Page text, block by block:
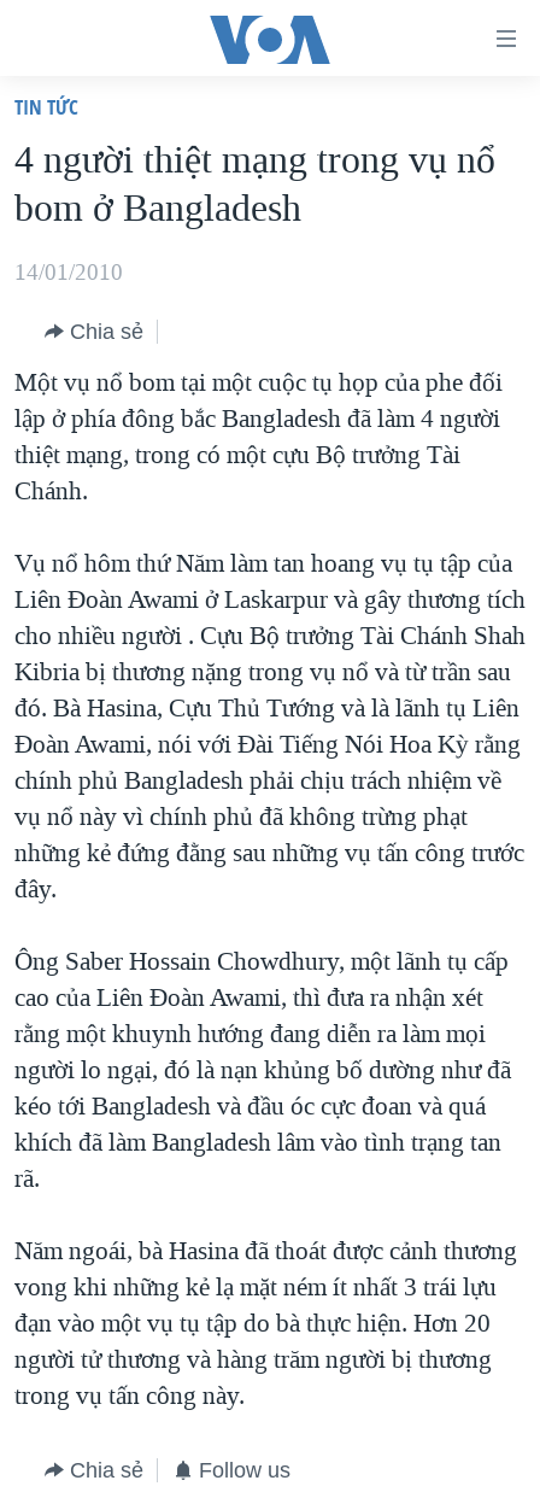
truy
cập
Tới
dung
chính
điều
hướng
chính
Đi
"Tìm"
VIỆT NAM
HOA KỲ
BIỂN ĐÔNG
BLOG
DIỄN ĐÀN
MỤC
TỰ DO BÁO CHÍ
NGƯỜI VIỆT HẢI NGOẠI
ĐỜI SỐNG
KHOA HỌC
SỨC KHOẺ
VĂN HOÁ
THỂ THAO
GIÁO DỤC
CHUYÊN ĐỀ
HÀNH TRÌNH BẦU CỬ 2024
MỘT NĂM CHIẾN TRANH TẠI DẢI GAZA
GIẢI MÃ VÀNH ĐAI & CON ĐƯỜNG
NGÀY TỊ NẠN THẾ GIỚI
TRỊNH VĨNH BÌNH - NGƯỜI HẠ 'BÊN THẮNG CUỘC'
GROUND ZERO – XƯA VÀ NAY
CHI PHÍ CHIẾN TRANH AFGHANISTAN
CÁC GIÁ TRỊ CỘNG HÒA Ở VIỆT NAM
TRỊNH VĨNH BÌNH VS. CHÍNH PHỦ VIỆT NAM
NGƯ DÂN VIỆT VÀ LÀN SÓNG TRỘM HẢI SÂM
BÊN KIA QUỐC LỘ: TIẾNG VỌNG TỪ NÔNG THÔN MỸ
QUAN HỆ VIỆT MỸ
VIDEO
NGHE
MẠNG XÃ HỘI
Ngôn ngữ khác
TIN TỨC
4 người thiệt mạng trong vụ nổ
bom ở Bangladesh
14/01/2010
Chia sẻ
Một vụ nổ bom tại một cuộc tụ họp của phe đối
lập ở phía đông bắc Bangladesh đã làm 4 người
thiệt mạng, trong có một cựu Bộ trưởng Tài
Chánh.
Vụ nổ hôm thứ Năm làm tan hoang vụ tụ tập của
Liên Đoàn Awami ở Laskarpur và gây thương tích
cho nhiều người . Cựu Bộ trưởng Tài Chánh Shah
Kibria bị thương nặng trong vụ nổ và từ trần sau
đó. Bà Hasina, Cựu Thủ Tướng và là lãnh tụ Liên
Đoàn Awami, nói với Đài Tiếng Nói Hoa Kỳ rằng
chính phủ Bangladesh phải chịu trách nhiệm về
vụ nổ này vì chính phủ đã không trừng phạt
những kẻ đứng đằng sau những vụ tấn công trước
đây.
Ông Saber Hossain Chowdhury, một lãnh tụ cấp
cao của Liên Đoàn Awami, thì đưa ra nhận xét
rằng một khuynh hướng đang diễn ra làm mọi
người lo ngại, đó là nạn khủng bố dường như đã
kéo tới Bangladesh và đầu óc cực đoan và quá
khích đã làm Bangladesh lâm vào tình trạng tan
rã.
Năm ngoái, bà Hasina đã thoát được cảnh thương
vong khi những kẻ lạ mặt ném ít nhất 3 trái lựu
đạn vào một vụ tụ tập do bà thực hiện. Hơn 20
người tử thương và hàng trăm người bị thương
trong vụ tấn công này.
Chia sẻ Follow us